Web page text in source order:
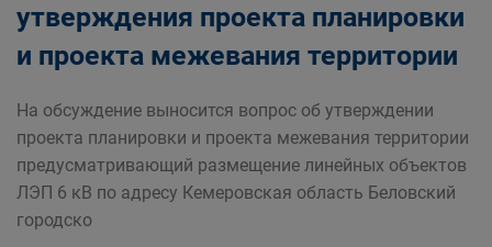
утверждения проекта планировки
и проекта межевания территории
На обсуждение выносится вопрос об утверждении
проекта планировки и проекта межевания территории
предусматривающий размещение линейных объектов
ЛЭП 6 кВ по адресу Кемеровская область Беловский
городско